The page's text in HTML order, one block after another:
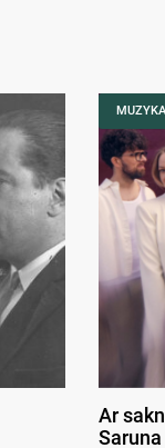
MUZYKA
Ar
Saruna